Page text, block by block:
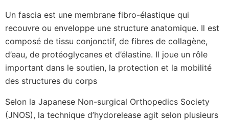
Un fascia est une membrane fibro-élastique qui
recouvre ou enveloppe une structure anatomique. Il est
composé de tissu conjonctif, de fibres de collagène,
d’eau, de protéoglycanes et d’élastine. Il joue un rôle
important dans le soutien, la protection et la mobilité
des structures du corps
Selon la Japanese Non-surgical Orthopedics Society
(JNOS), la technique d’hydorelease agit selon plusieurs